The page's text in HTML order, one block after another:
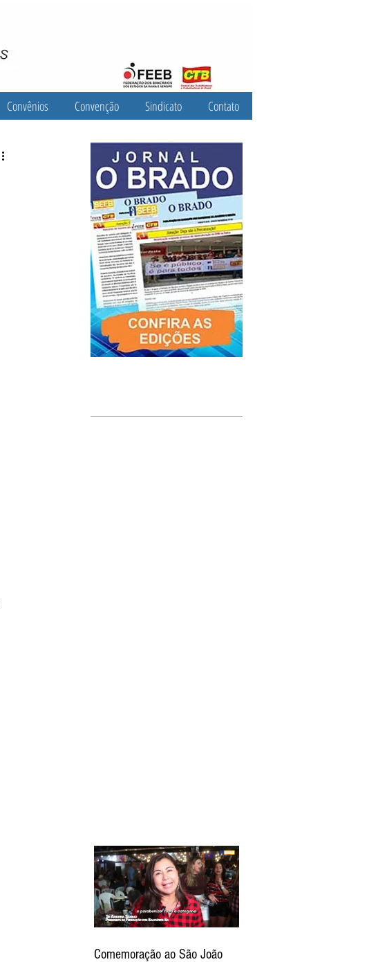
Convênios Convenção Sindicato Contato
Comemoração ao São João